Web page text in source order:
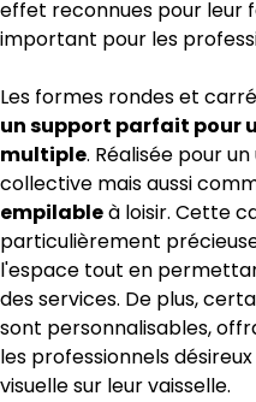
effet reconnues pour leur
important pour les
Les formes rondes et
un support parfait pour
multiple. Réalisée pour
collective mais aussi
empilableà loisir. Cette
particulièrement
l'espace tout en
des services. De plus,
sont personnalisables,
les professionnels
visuelle sur leur vaisselle.